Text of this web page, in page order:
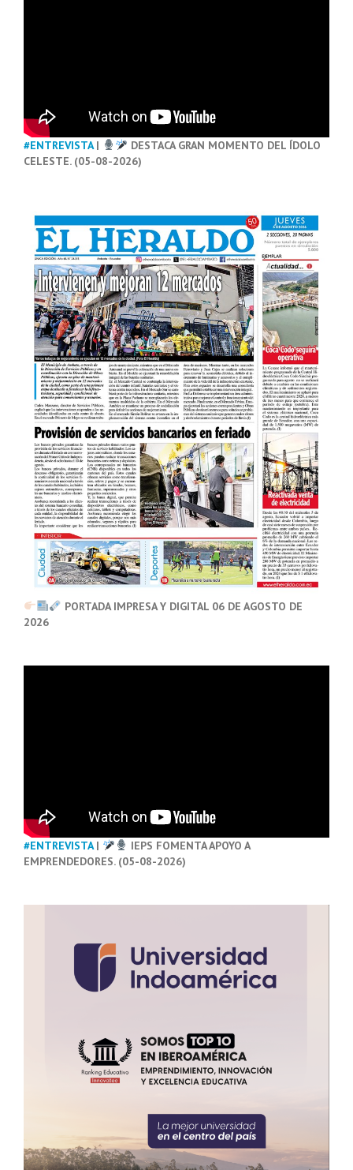
#ENTREVISTA|
DESTACA GRAN MOMENTO DEL ÍDOLO
CELESTE. (05-08-2026)
PORTADA IMPRESA Y DIGITAL 06 DE AGOSTO DE
2026
#ENTREVISTA|
IEPS FOMENTA APOYO A
EMPRENDEDORES. (05-08-2026)